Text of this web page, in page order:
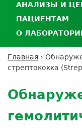
АНАЛИЗЫ И
Анализы и
Где сдать
Выезд на
ПАЦИЕНТАМ
Личный
ДМС
Усиление
О
Контроль
Документы
Вы
Главная ›
стрептококка
to
top